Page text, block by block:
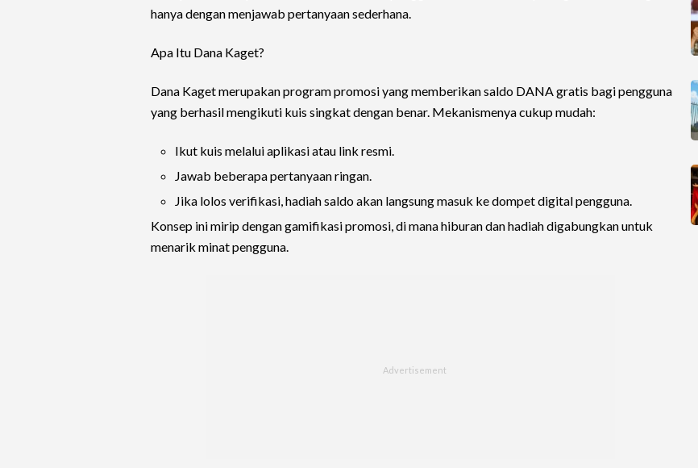
hanya dengan menjawab pertanyaan sederhana.
Apa Itu Dana Kaget?
Dana Kaget merupakan program promosi yang memberikan saldo DANA gratis bagi pengguna
yang berhasil mengikuti kuis singkat dengan benar. Mekanismenya cukup mudah:
Ikut kuis melalui aplikasi atau link resmi.
Jawab beberapa pertanyaan ringan.
Jika lolos verifikasi, hadiah saldo akan langsung masuk ke dompet digital pengguna.
Konsep ini mirip dengan gamifikasi promosi, di mana hiburan dan hadiah digabungkan untuk
menarik minat pengguna.